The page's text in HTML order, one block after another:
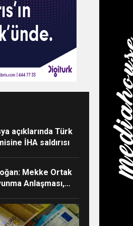
açıklarında Türk
İHA saldırısı
Mekke Ortak
Anlaşması,